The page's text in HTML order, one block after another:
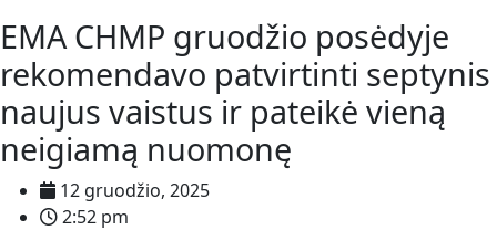
EMA CHMP gruodžio posėdyje
rekomendavo patvirtinti septynis
naujus vaistus ir pateikė vieną
neigiamą nuomonę
12 gruodžio, 2025
2:52 pm